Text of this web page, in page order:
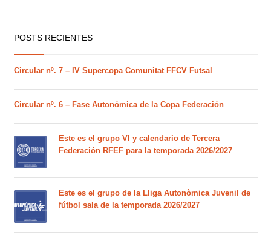
POSTS RECIENTES
Circular nº. 7 – IV Supercopa Comunitat FFCV Futsal
Circular nº. 6 – Fase Autonómica de la Copa Federación
Este es el grupo VI y calendario de Tercera
Federación RFEF para la temporada 2026/2027
Este es el grupo de la Lliga Autonòmica Juvenil de
fútbol sala de la temporada 2026/2027